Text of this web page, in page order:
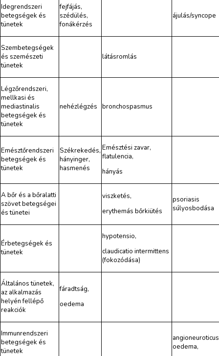
Idegrendszeri
betegségek és
tünetek
fejfájás,
szédülés,
fonákérzés
ájulás/syncope
Szembetegségek
és szemészeti
tünetek
látásromlás
Légzőrendszeri,
mellkasi és
mediastinalis
betegségek és
tünetek
nehézlégzés bronchospasmus
Emésztőrendszeri
betegségek és
tünetek
Székrekedés,
hányinger,
hasmenés
Emésztési zavar,
flatulencia,
hányás
A bőr és a bőralatti
szövet betegségei
és tünetei
viszketés,
erythemás bőrkiütés
psoriasis
súlyosbodása
Érbetegségek és
tünetek
hypotensio,
claudicatio intermittens
(fokozódása)
Általános tünetek,
az alkalmazás
helyén fellépő
reakciók
fáradtság,
oedema
Immunrendszeri
betegségek és
tünetek
angioneuroticus
oedema,